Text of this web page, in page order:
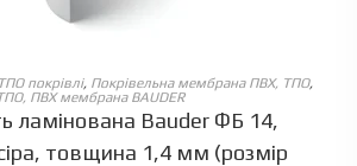
ОБЕРІТЬ ОПЦІЇ
покрівлі, Покрівельна мембрана ПВХ, ТПО,
ПВХ мембрана BAUDER
ламінована Bauder ФБ 14,
товщина 1,4 мм (розмір